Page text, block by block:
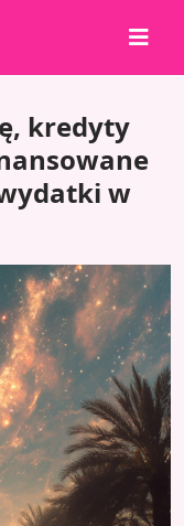
kredyty
w